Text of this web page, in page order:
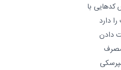
کدهایی با
دارد
دادن